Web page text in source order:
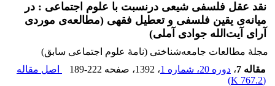
نقد عقل فلسفی شیعی درنسبت با علوم اجتماعی : در
میانه‌ی یقین فلسفی و تعطیل فقهی (مطالعه‌ی موردی
آرای آیت‌الله جوادی آملی)
مجلۀ مطالعات جامعه‌شناختی (نامۀ علوم اجتماعی سابق)
مقاله 7
، دوره 20، شماره 1 ، 1392 ، صفحه 189-222
اصل مقاله
(
767.2 K
)